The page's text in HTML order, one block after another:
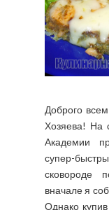
Доброго
Хозяева! На
Академии
супер-
сковороде
вначале я
Однако